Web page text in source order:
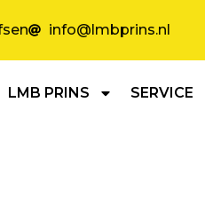
info@lmbprins.nl
LMB PRINS SERVICE